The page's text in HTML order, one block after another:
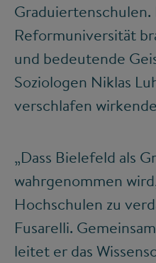
Reformuniversität
und bedeutende
Soziologen Niklas
verschlafen
„Dass Bielefeld als
wahrgenommen
Hochschulen zu
Fusarelli.
leitet er das